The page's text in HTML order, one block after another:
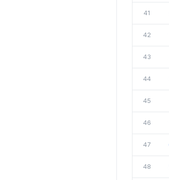
41
42
43
44
45
46
47
48